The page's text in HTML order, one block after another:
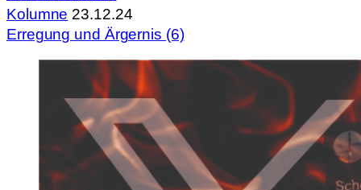
Kolumne 23.12.24
Erregung und Ärgernis (6)